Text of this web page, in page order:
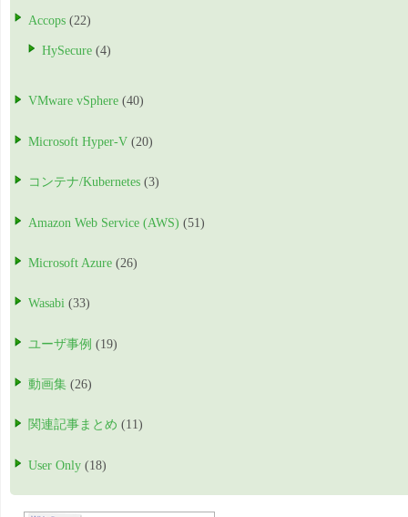
Accops (22)
HySecure (4)
VMware vSphere (40)
Microsoft Hyper-V (20)
コンテナ/Kubernetes (3)
Amazon Web Service (AWS) (51)
Microsoft Azure (26)
Wasabi (33)
ユーザ事例 (19)
動画集 (26)
関連記事まとめ (11)
User Only (18)